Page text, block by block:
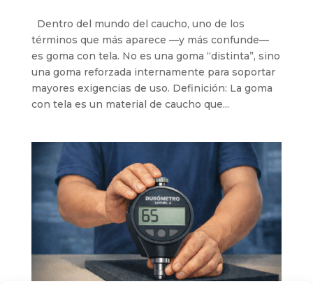
Dentro del mundo del caucho, uno de los
términos que más aparece —y más confunde—
es goma con tela. No es una goma “distinta”, sino
una goma reforzada internamente para soportar
mayores exigencias de uso. Definición: La goma
con tela es un material de caucho que...